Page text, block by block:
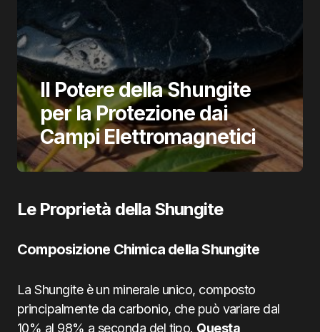
Il Potere della Shungite
per la Protezione dai
Campi Elettromagnetici
Le Proprietà della Shungite
Composizione Chimica della Shungite
La Shungite è un minerale unico, composto
principalmente da carbonio, che può variare dal
10% al 98% a seconda del tipo. Questa